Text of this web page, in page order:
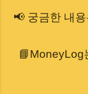
📢 궁금한 내
📘MoneyLog